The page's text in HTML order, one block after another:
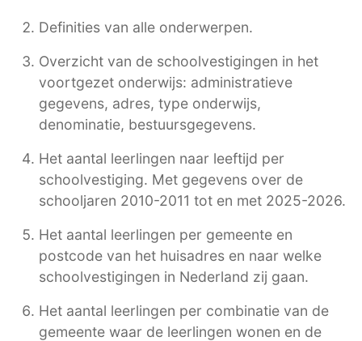
Definities van alle onderwerpen.
Overzicht van de schoolvestigingen in het
voortgezet onderwijs: administratieve
gegevens, adres, type onderwijs,
denominatie, bestuursgegevens.
Het aantal leerlingen naar leeftijd per
schoolvestiging. Met gegevens over de
schooljaren 2010-2011 tot en met 2025-2026.
Het aantal leerlingen per gemeente en
postcode van het huisadres en naar welke
schoolvestigingen in Nederland zij gaan.
Het aantal leerlingen per combinatie van de
gemeente waar de leerlingen wonen en de